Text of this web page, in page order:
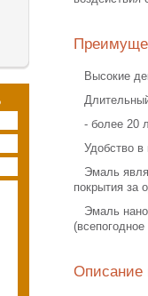
Высокие
- более 20
Удобство в
Эмаль
покрытия за
Эмаль
Описание